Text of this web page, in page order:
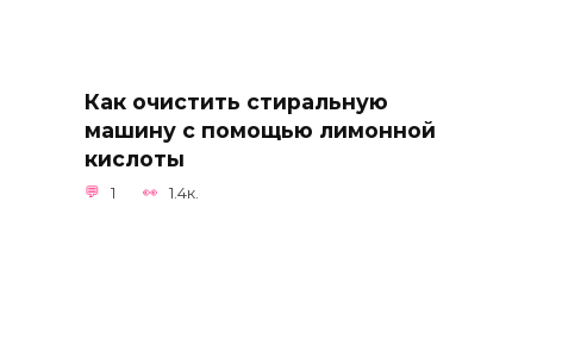
Как очистить стиральную
машину с помощью лимонной
кислоты
1 1.4к.